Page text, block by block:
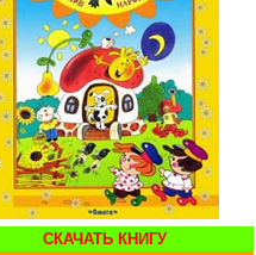
СКАЧАТЬ КНИГУ